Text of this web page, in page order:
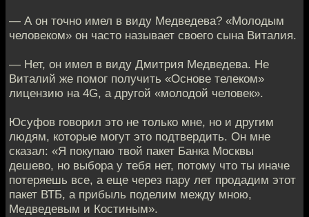
— А он точно имел в виду Медведева? «Молодым
человеком» он часто называет своего сына Виталия.
— Нет, он имел в виду Дмитрия Медведева. Не
Виталий же помог получить «Основе телеком»
лицензию на 4G, а другой «молодой человек».
Юсуфов говорил это не только мне, но и другим
людям, которые могут это подтвердить. Он мне
сказал: «Я покупаю твой пакет Банка Москвы
дешево, но выбора у тебя нет, потому что ты иначе
потеряешь все, а еще через пару лет продадим этот
пакет ВТБ, а прибыль поделим между мною,
Медведевым и Костиным».